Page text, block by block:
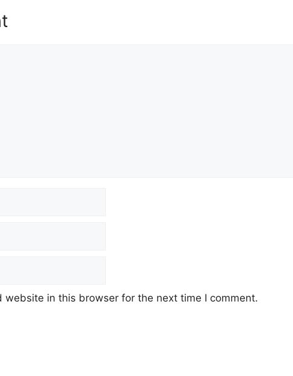
website in this browser for the next time I comment.